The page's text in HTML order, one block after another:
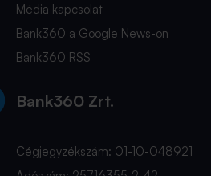
Média kapcsolat
Bank360 a Google News-on
Bank360 RSS
Bank360 Zrt.
Cégjegyzékszám: 01-10-048921